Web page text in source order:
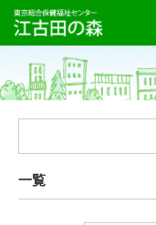
一覧